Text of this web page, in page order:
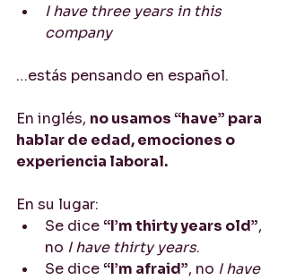
I have three years in this
company
…estás pensando en español.
En inglés, no usamos “have” para
hablar de edad, emociones o
experiencia laboral.
En su lugar:
Se dice “I’m thirty years old”,
no I have thirty years.
Se dice “I’m afraid”, no I have